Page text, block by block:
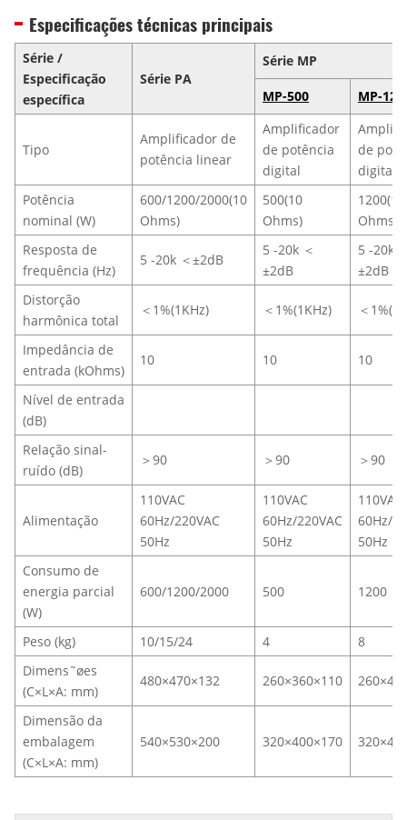
Especificações técnicas principais
Série /
Especificação
específica
Série PA
Série MP
MP-500 MP-
Tipo
Amplificador de
potência linear
Amplificador
de potência
digital
de
digital
Potência
nominal (W)
600/1200/2000(10
Ohms)
500(10
Ohms)
1200(10
Ohms)
Resposta de
frequência (Hz)
5 -20k ＜±2dB
5 -20k ＜
±2dB
5 -20k
±2dB
Distorção
harmônica total
＜1%(1KHz) ＜1%(1KHz) ＜
Impedância de
entrada (kOhms)
10 10 10
Nível de entrada
(dB)
Relação sinal-
ruído (dB)
＞90 ＞90 ＞90
Alimentação
110VAC
60Hz/220VAC
50Hz
110VAC
60Hz/220VAC
50Hz
110VAC
60Hz/
50Hz
Consumo de
energia parcial
(W)
600/1200/2000 500 1200
Peso (kg) 10/15/24 4
8
Dimens˜øes
(C×L×A: mm)
480×470×132 260×360×110
Dimensão da
embalagem
(C×L×A: mm)
540×530×200 320×400×170